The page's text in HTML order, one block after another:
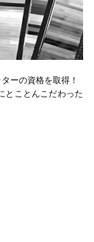
ーの資格を取得！
とことんこだわった